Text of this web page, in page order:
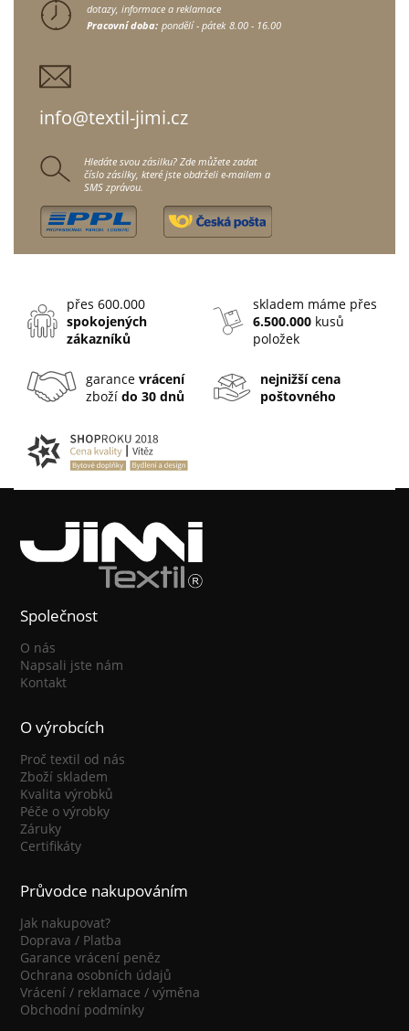
dotazy, informace a reklamace
Pracovní doba: pondělí - pátek 8.00 - 16.00
info@textil-jimi.cz
Hledáte svou zásilku? Zde můžete zadat
číslo zásilky, které jste obdrželi e-mailem a
SMS zprávou.
přes 600.000
spokojených
zákazníků
skladem máme přes
6.500.000 kusů
položek
garancevrácení
zbožído 30 dnů
nejnižší cena
poštovného
Společnost
O nás
Napsali jste nám
Kontakt
O výrobcích
Proč textil od nás
Zboží skladem
Kvalita výrobků
Péče o výrobky
Záruky
Certifikáty
Průvodce nakupováním
Jak nakupovat?
Doprava / Platba
Garance vrácení peněz
Ochrana osobních údajů
Vrácení / reklamace / výměna
Obchodní podmínky